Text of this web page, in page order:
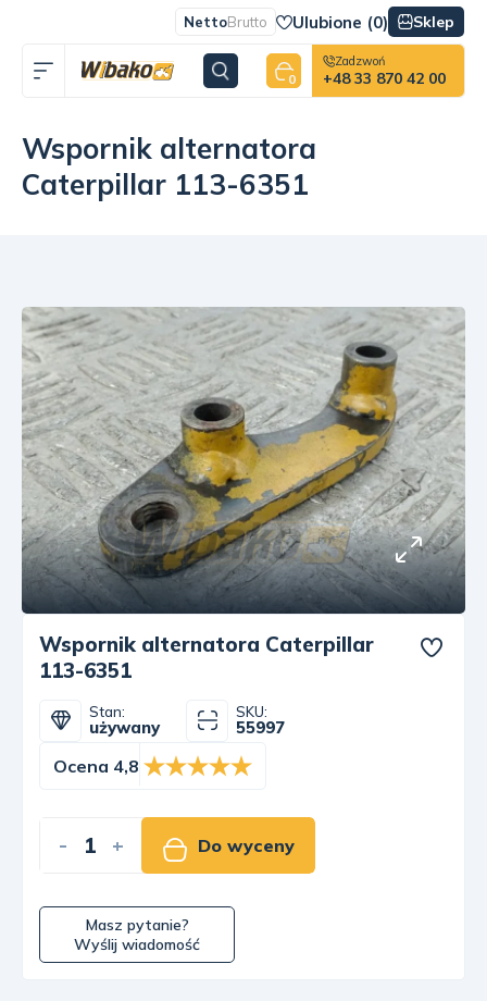
NettoBrutto Ulubione (0) Sklep
0
Zadzwoń
+48 33 870 42 00
Wspornik alternatora
Caterpillar 113-6351
Wspornik alternatora Caterpillar
113-6351
Stan:
używany
SKU:
55997
Ocena 4,8
- + Do wyceny
Masz pytanie?
Wyślij wiadomość